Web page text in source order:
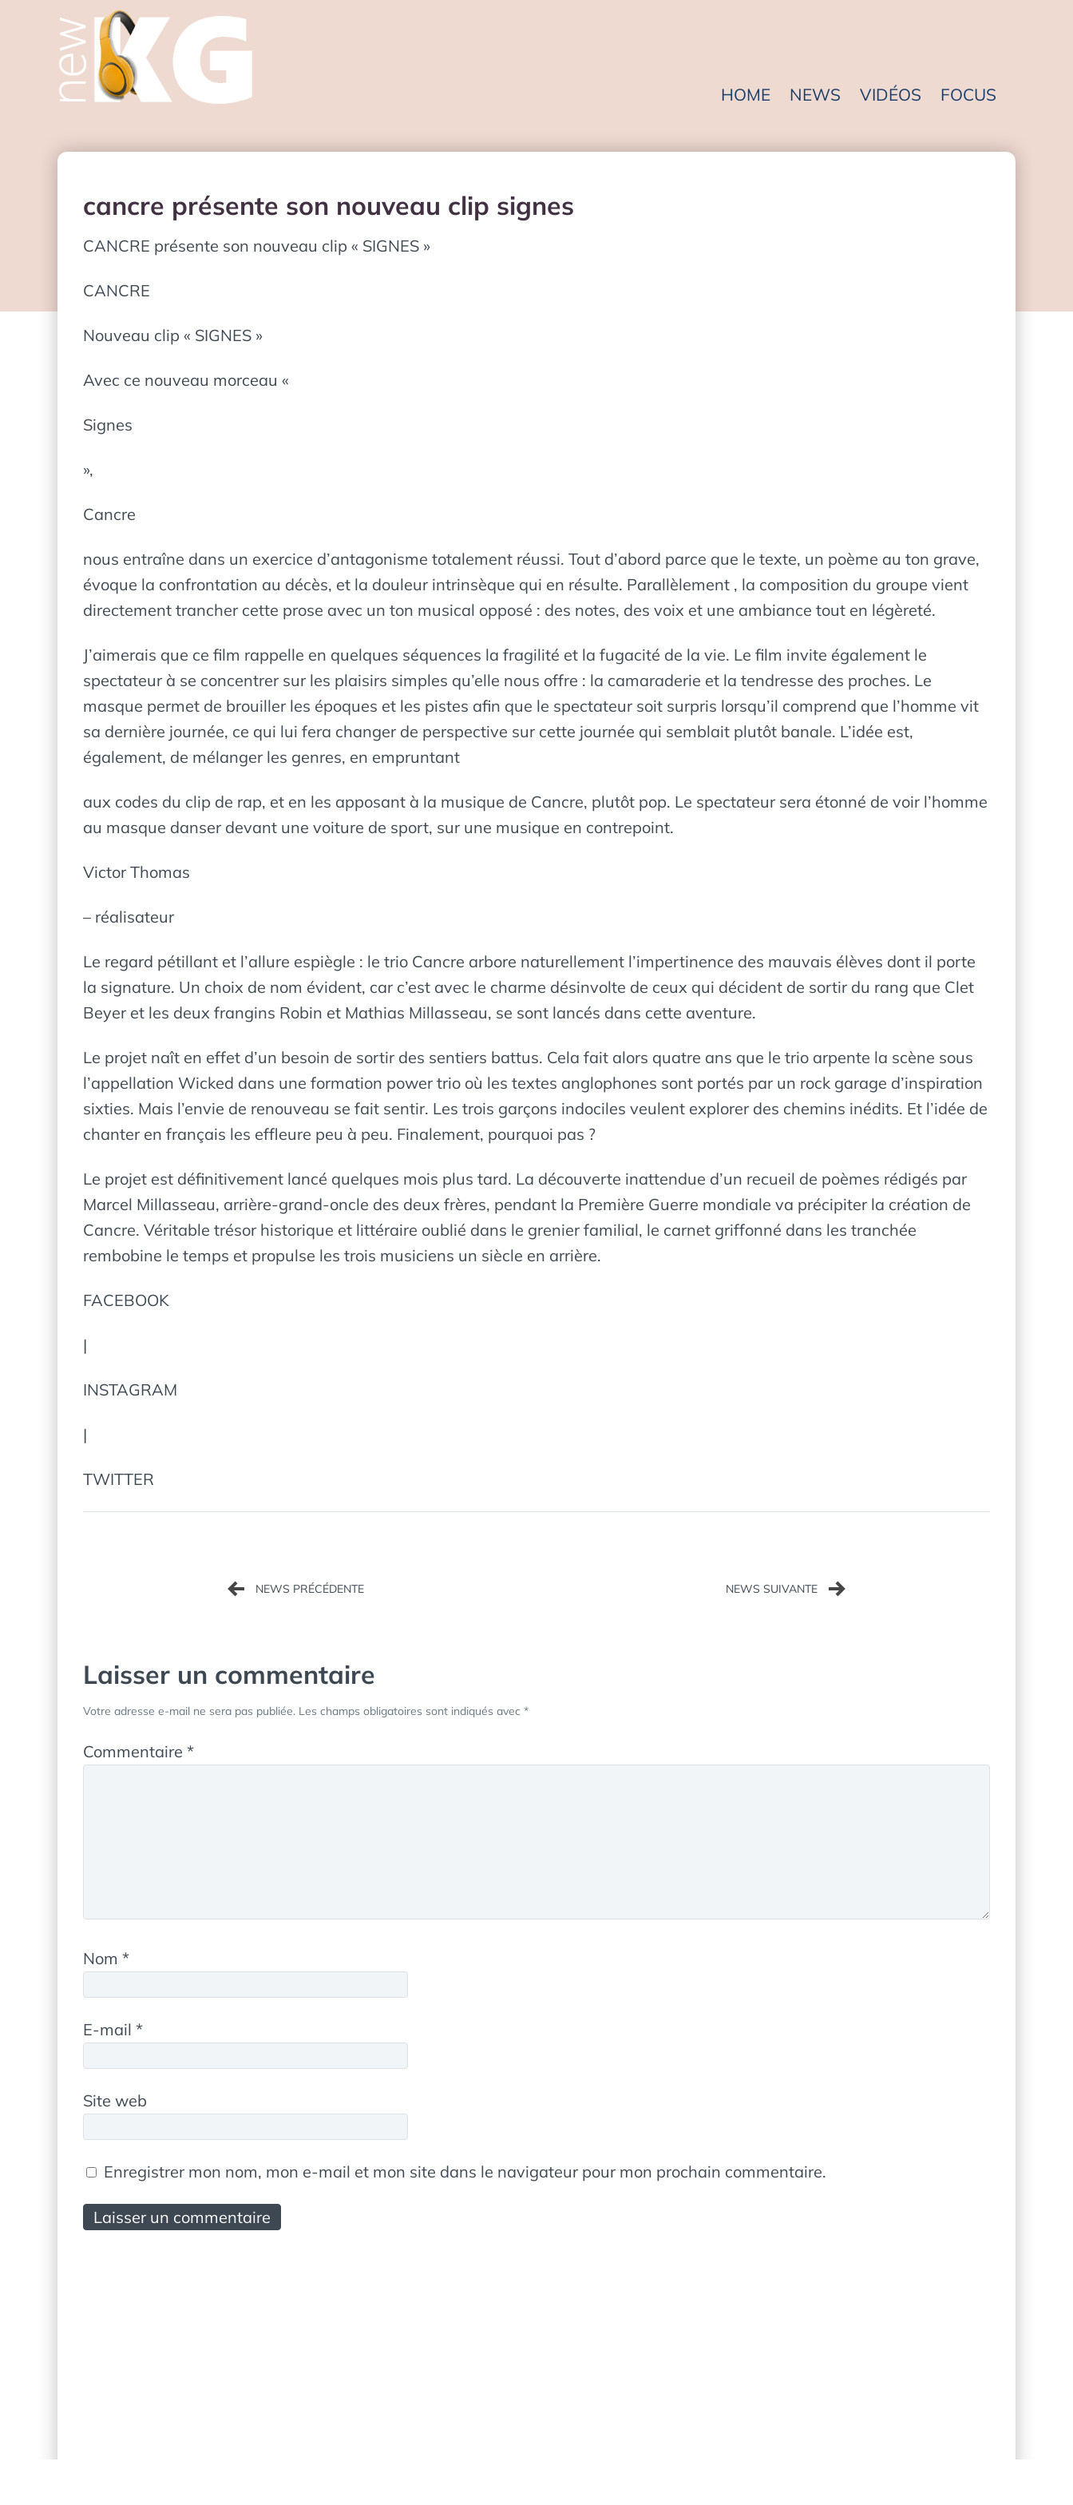
HOME NEWS VIDÉOS FOCUS
cancre présente son nouveau clip signes
CANCRE présente son nouveau clip « SIGNES »
CANCRE
Nouveau clip « SIGNES »
Avec ce nouveau morceau «
Signes
»,
Cancre
nous entraîne dans un exercice d’antagonisme totalement réussi. Tout d’abord parce que le texte, un poème au ton grave,
évoque la confrontation au décès, et la douleur intrinsèque qui en résulte. Parallèlement , la composition du groupe vient
directement trancher cette prose avec un ton musical opposé : des notes, des voix et une ambiance tout en légèreté.
J’aimerais que ce film rappelle en quelques séquences la fragilité et la fugacité de la vie. Le film invite également le
spectateur à se concentrer sur les plaisirs simples qu’elle nous offre : la camaraderie et la tendresse des proches. Le
masque permet de brouiller les époques et les pistes afin que le spectateur soit surpris lorsqu’il comprend que l’homme vit
sa dernière journée, ce qui lui fera changer de perspective sur cette journée qui semblait plutôt banale. L’idée est,
également, de mélanger les genres, en empruntant
aux codes du clip de rap, et en les apposant à la musique de Cancre, plutôt pop. Le spectateur sera étonné de voir l’homme
au masque danser devant une voiture de sport, sur une musique en contrepoint.
Victor Thomas
– réalisateur
Le regard pétillant et l’allure espiègle : le trio Cancre arbore naturellement l’impertinence des mauvais élèves dont il porte
la signature. Un choix de nom évident, car c’est avec le charme désinvolte de ceux qui décident de sortir du rang que Clet
Beyer et les deux frangins Robin et Mathias Millasseau, se sont lancés dans cette aventure.
Le projet naît en effet d’un besoin de sortir des sentiers battus. Cela fait alors quatre ans que le trio arpente la scène sous
l’appellation Wicked dans une formation power trio où les textes anglophones sont portés par un rock garage d’inspiration
sixties. Mais l’envie de renouveau se fait sentir. Les trois garçons indociles veulent explorer des chemins inédits. Et l’idée de
chanter en français les effleure peu à peu. Finalement, pourquoi pas ?
Le projet est définitivement lancé quelques mois plus tard. La découverte inattendue d’un recueil de poèmes rédigés par
Marcel Millasseau, arrière-grand-oncle des deux frères, pendant la Première Guerre mondiale va précipiter la création de
Cancre. Véritable trésor historique et littéraire oublié dans le grenier familial, le carnet griffonné dans les tranchée
rembobine le temps et propulse les trois musiciens un siècle en arrière.
FACEBOOK
|
INSTAGRAM
|
TWITTER
de
Laisser un commentaire
Votre adresse e-mail ne sera pas publiée. Les champs obligatoires sont indiqués avec *
Commentaire *
Nom *
E-mail *
Site web
Enregistrer mon nom, mon e-mail et mon site dans le navigateur pour mon prochain commentaire.